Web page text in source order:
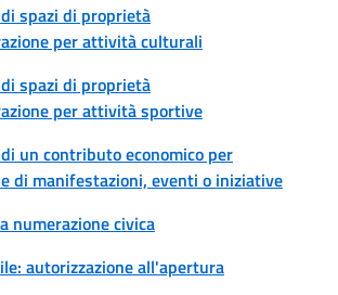
spazi di proprietà
per attività culturali
spazi di proprietà
per attività sportive
un contributo economico per
di manifestazioni, eventi o iniziative
numerazione civica
autorizzazione all'apertura